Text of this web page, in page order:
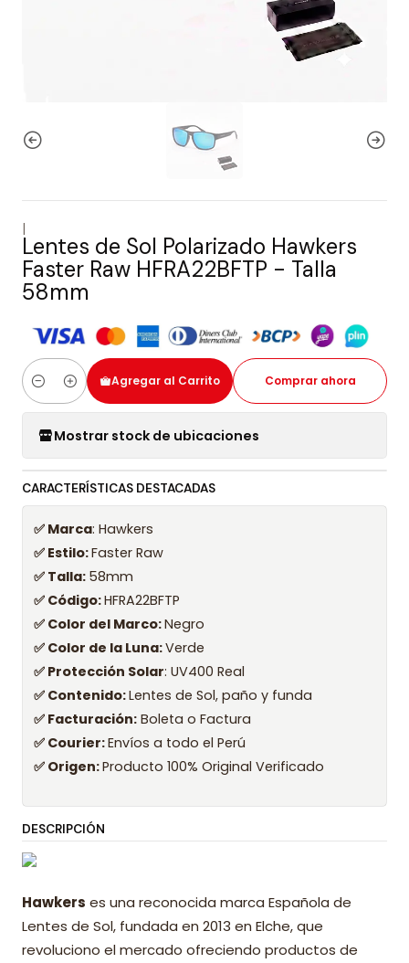
|
Lentes de Sol Polarizado Hawkers
Faster Raw HFRA22BFTP - Talla
58mm
Cantidad
Agregar al Carrito Comprar ahora
Mostrar stock de ubicaciones
CARACTERÍSTICAS DESTACADAS
✅ Marca: Hawkers
✅ Estilo:Faster Raw
✅ Talla: 58mm
✅ Código:HFRA22BFTP
✅ Color del Marco:Negro
✅ Color de la Luna:Verde
✅ Protección Solar: UV400 Real
✅ Contenido:Lentes de Sol, paño y funda
✅ Facturación: Boleta o Factura
✅ Courier:Envíos a todo el Perú
✅ Origen:Producto 100% Original Verificado
DESCRIPCIÓN
Hawkers es una reconocida marca Española de
Lentes de Sol, fundada en 2013 en Elche, que
revoluciono el mercado ofreciendo productos de